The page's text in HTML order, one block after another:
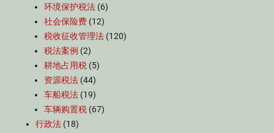
环境保护税法 (6)
社会保险费 (12)
税收征收管理法 (120)
税法案例 (2)
耕地占用税 (5)
资源税法 (44)
车船税法 (19)
车辆购置税 (67)
行政法 (18)